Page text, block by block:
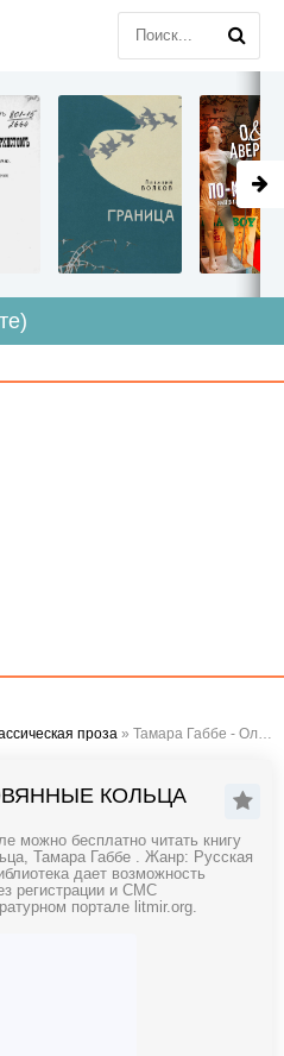
проза » Тамара Габбе - Оловянные кольца
КОЛЬЦА
можно бесплатно читать книгу
Тамара Габбе . Жанр: Русская
дает возможность
регистрации и СМС
портале litmir.org.